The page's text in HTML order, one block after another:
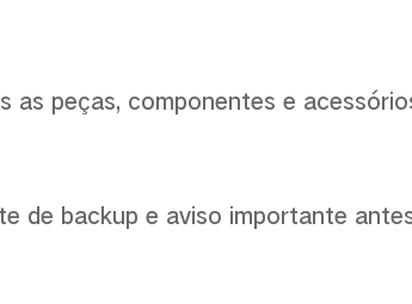
as peças, componentes e
de backup e aviso importante